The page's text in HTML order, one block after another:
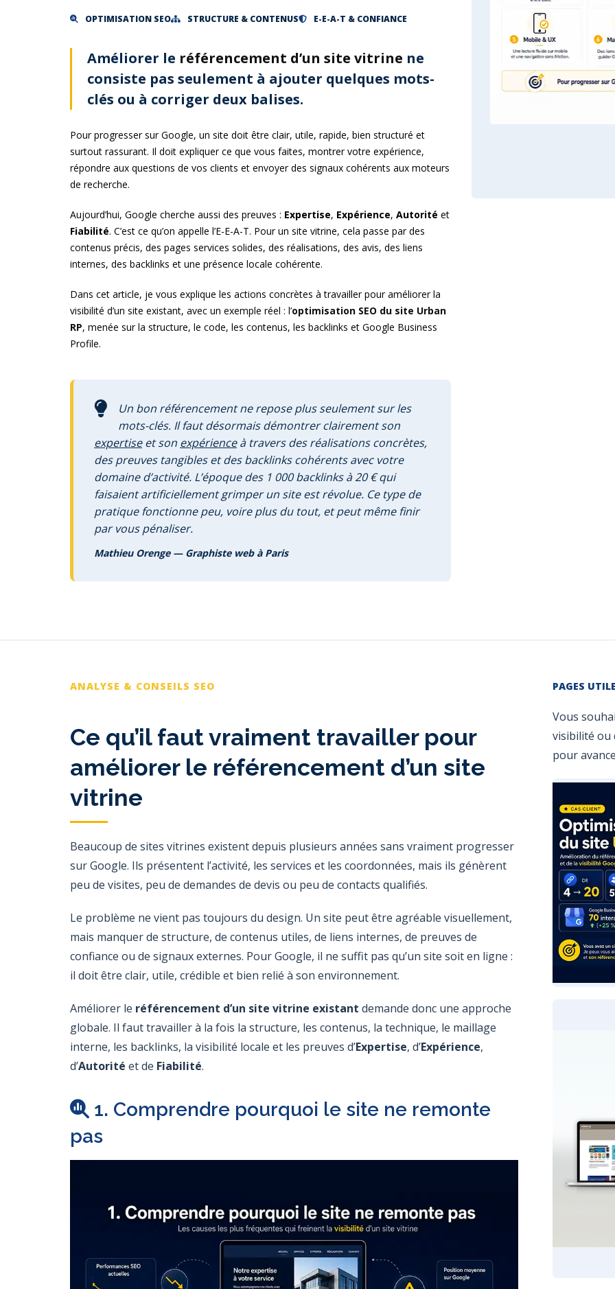
OPTIMISATION SEO STRUCTURE & CONTENUS E-E-A-T & CONFIANCE
Améliorer le référencement d’un site vitrine ne
consiste pas seulement à ajouter quelques mots-
clés ou à corriger deux balises.
Pour progresser sur Google, un site doit être clair, utile, rapide, bien structuré et
surtout rassurant. Il doit expliquer ce que vous faites, montrer votre expérience,
répondre aux questions de vos clients et envoyer des signaux cohérents aux moteurs
de recherche.
Aujourd’hui, Google cherche aussi des preuves : Expertise, Expérience, Autorité et
Fiabilité. C’est ce qu’on appelle l’E-E-A-T. Pour un site vitrine, cela passe par des
contenus précis, des pages services solides, des réalisations, des avis, des liens
internes, des backlinks et une présence locale cohérente.
Dans cet article, je vous explique les actions concrètes à travailler pour améliorer la
visibilité d’un site existant, avec un exemple réel : l’optimisation SEO du site Urban
RP, menée sur la structure, le code, les contenus, les backlinks et Google Business
Profile.
Un bon référencement ne repose plus seulement sur les
mots-clés. Il faut désormais démontrer clairement son
expertiseet son expérienceà travers des réalisations concrètes,
des preuves tangibles et des backlinks cohérents avec votre
domaine d’activité. L’époque des 1 000 backlinks à 20 € qui
faisaient artificiellement grimper un site est révolue. Ce type de
pratique fonctionne peu, voire plus du tout, et peut même finir
par vous pénaliser.
Mathieu Orenge — Graphiste web à Paris
ANALYSE & CONSEILS SEO
Ce qu’il faut vraiment travailler pour
améliorer le référencement d’un site
vitrine
Beaucoup de sites vitrines existent depuis plusieurs années sans vraiment progresser
sur Google. Ils présentent l’activité, les services et les coordonnées, mais ils génèrent
peu de visites, peu de demandes de devis ou peu de contacts qualifiés.
Le problème ne vient pas toujours du design. Un site peut être agréable visuellement,
mais manquer de structure, de contenus utiles, de liens internes, de preuves de
confiance ou de signaux externes. Pour Google, il ne suffit pas qu’un site soit en ligne :
il doit être clair, utile, crédible et bien relié à son environnement.
Améliorer le référencement d’un site vitrine existant demande donc une approche
globale. Il faut travailler à la fois la structure, les contenus, la technique, le maillage
interne, les backlinks, la visibilité locale et les preuves d’Expertise, d’Expérience,
d’Autorité et de Fiabilité.
1. Comprendre pourquoi le site ne remonte
pas
PAGES
Vous
visibilité ou
pour